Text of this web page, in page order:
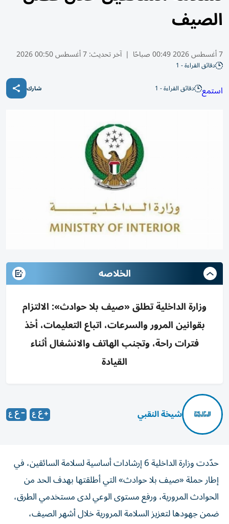
الصيف
7 أغسطس 2026 00:49 صباحًا | آخر تحديث:7 أغسطس 00:50 2026
دقائق القراءة - 1
استمع دقائق القراءة - 1 شارك
الخلاصه
وزارة الداخلية تطلق «صيف بلا حوادث»: الالتزام
بقوانين المرور والسرعات، اتباع التعليمات، أخذ
فترات راحة، وتجنب الهاتف والانشغال أثناء
القيادة
شيخة النقبي
حدّدت وزارة الداخلية 6 إرشادات أساسية لسلامة السائقين، في
إطار حملة «صيف بلا حوادث» التي أطلقتها بهدف الحد من
الحوادث المرورية، ورفع مستوى الوعي لدى مستخدمي الطرق،
ضمن جهودها لتعزيز السلامة المرورية خلال أشهر الصيف،